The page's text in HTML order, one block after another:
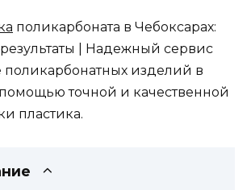
поликарбоната в Чебоксарах:
| Надежный сервис
поликарбонатных изделий в
точной и качественной
пластика.